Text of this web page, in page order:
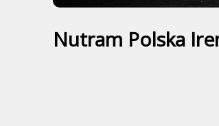
Nutram Polska